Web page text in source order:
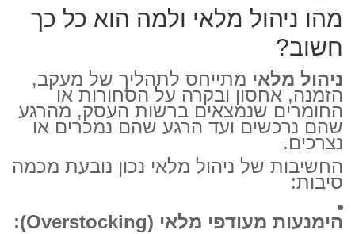
מהו ניהול מלאי ולמה הוא כל כך
חשוב?
ניהול מלאי מתייחס לתהליך של מעקב,
הזמנה, אחסון ובקרה על הסחורות או
החומרים שנמצאים ברשות העסק, מהרגע
שהם נרכשים ועד הרגע שהם נמכרים או
נצרכים.
החשיבות של ניהול מלאי נכון נובעת מכמה
סיבות:
הימנעות מעודפי מלאי (Overstocking):